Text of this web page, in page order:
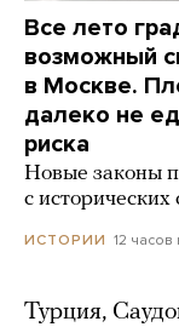
Все лето
возможный
в Москве.
далеко не
риска
Новые законы
с
ИСТОРИИ 12 часов
Турция,